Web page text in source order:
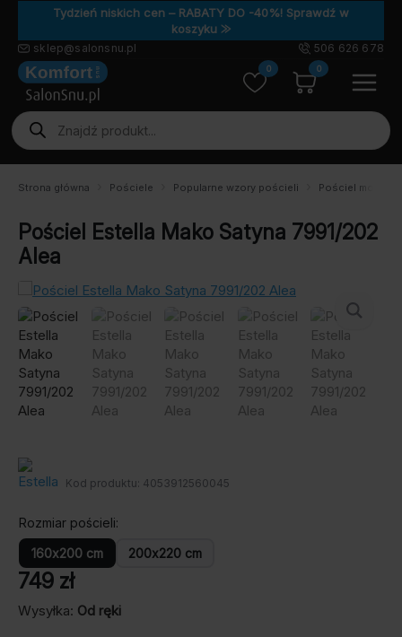
Tydzień niskich cen – RABATY DO -40%! Sprawdź w
koszyku ⨠
sklep@salonsnu.pl 506 626 678
Wyszukiwarka
produktów
0 0
Strona główna Pościele Popularne wzory pościeli Pościel motyw
Pościel Estella Mako Satyna 7991/202
Alea
Kod produktu: 4053912560045
Rozmiar pościeli
160x200 cm
200x220 cm
749 zł
Wysyłka: Od ręki